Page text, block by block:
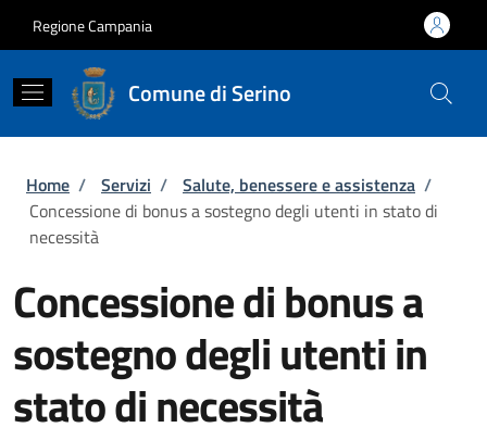
Regione Campania
Comune di Serino
Briciole di pane
Home / Servizi / Salute, benessere e assistenza /
Concessione di bonus a sostegno degli utenti in stato di
necessità
Concessione di bonus a
sostegno degli utenti in
stato di necessità